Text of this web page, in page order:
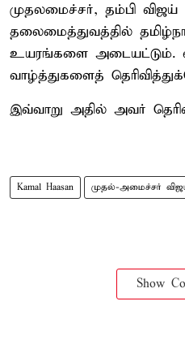
முதலமைச்சர், தம்பி
தலைமைத்துவத்தில்
உயரங்களை அடையட்டும்.
வாழ்த்துகளைத்
இவ்வாறு அதில் அவர்
Kamal Haasan முதல்-அமைச்சர்
Show